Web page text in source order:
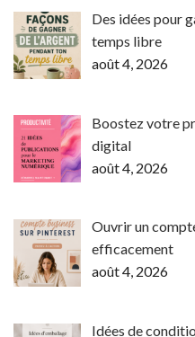
Des idées pour
temps libre
août 4, 2026
Boostez votre
digital
août 4, 2026
Ouvrir un
efficacement
août 4, 2026
Idées de